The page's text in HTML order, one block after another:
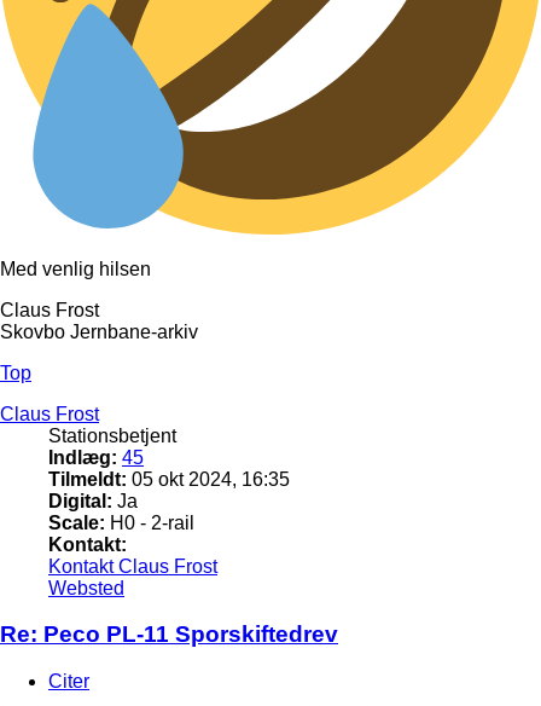
Med venlig hilsen
Claus Frost
Skovbo Jernbane-arkiv
Top
Claus Frost
Stationsbetjent
Indlæg: 45
Tilmeldt: 05 okt 2024, 16:35
Digital: Ja
Scale: H0 - 2-rail
Kontakt:
Kontakt Claus Frost
Websted
Re: Peco PL-11 Sporskiftedrev
Citer